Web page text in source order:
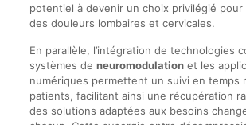
potentiel à devenir un choix privilégié
des douleurs lombaires et cervicales.
En parallèle, l’intégration de technologies
systèmes de neuromodulationet les
numériques permettent un suivi en temps
patients, facilitant ainsi une récupération
des solutions adaptées aux besoins